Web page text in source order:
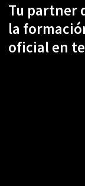
Tu partner
la
oficial en